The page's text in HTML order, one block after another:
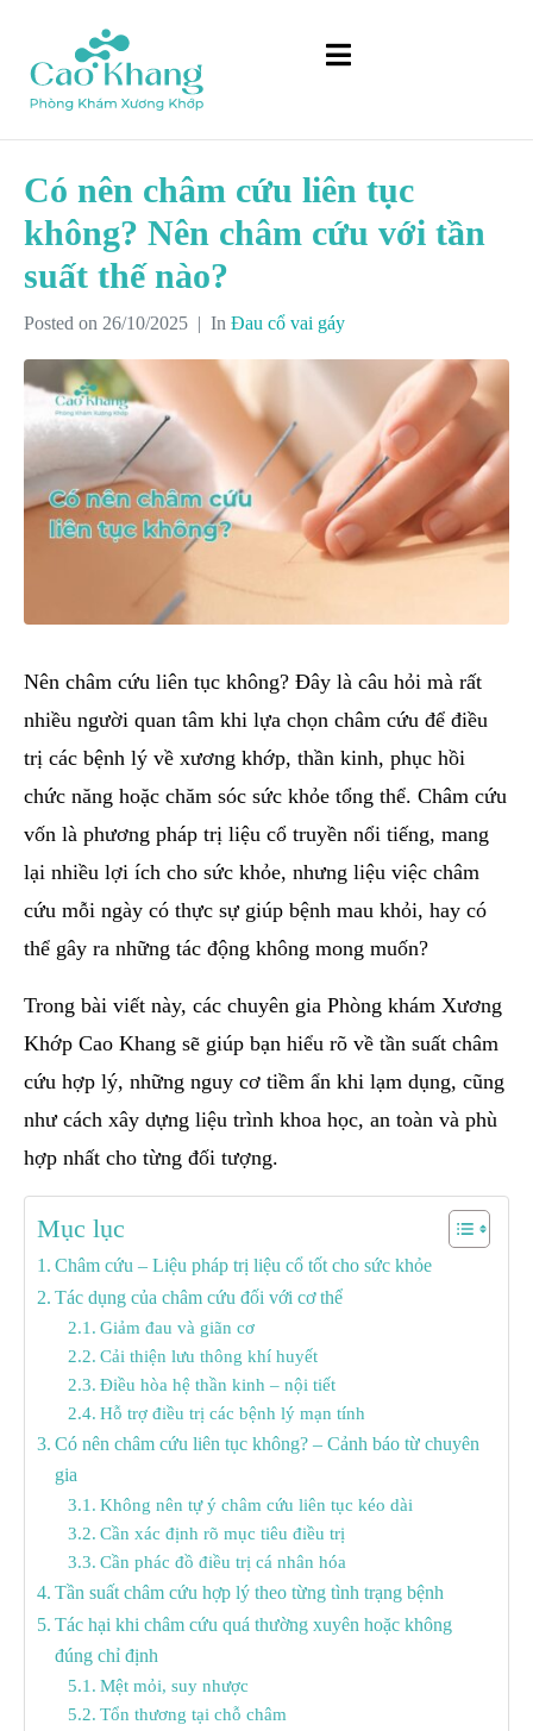
Có nên châm cứu liên tục
không? Nên châm cứu với tần
suất thế nào?
Posted on 26/10/2025 In Đau cổ vai gáy
Nên châm cứu liên tục không? Đây là câu hỏi mà rất
nhiều người quan tâm khi lựa chọn châm cứu để điều
trị các bệnh lý về xương khớp, thần kinh, phục hồi
chức năng hoặc chăm sóc sức khỏe tổng thể. Châm cứu
vốn là phương pháp trị liệu cổ truyền nổi tiếng, mang
lại nhiều lợi ích cho sức khỏe, nhưng liệu việc châm
cứu mỗi ngày có thực sự giúp bệnh mau khỏi, hay có
thể gây ra những tác động không mong muốn?
Trong bài viết này, các chuyên gia Phòng khám Xương
Khớp Cao Khang sẽ giúp bạn hiểu rõ về tần suất châm
cứu hợp lý, những nguy cơ tiềm ẩn khi lạm dụng, cũng
như cách xây dựng liệu trình khoa học, an toàn và phù
hợp nhất cho từng đối tượng.
Mục lục
Châm cứu – Liệu pháp trị liệu cổ tốt cho sức khỏe
Tác dụng của châm cứu đối với cơ thể
Giảm đau và giãn cơ
Cải thiện lưu thông khí huyết
Điều hòa hệ thần kinh – nội tiết
Hỗ trợ điều trị các bệnh lý mạn tính
Có nên châm cứu liên tục không? – Cảnh báo từ chuyên
gia
Không nên tự ý châm cứu liên tục kéo dài
Cần xác định rõ mục tiêu điều trị
Cần phác đồ điều trị cá nhân hóa
Tần suất châm cứu hợp lý theo từng tình trạng bệnh
Tác hại khi châm cứu quá thường xuyên hoặc không
đúng chỉ định
Mệt mỏi, suy nhược
Tổn thương tại chỗ châm